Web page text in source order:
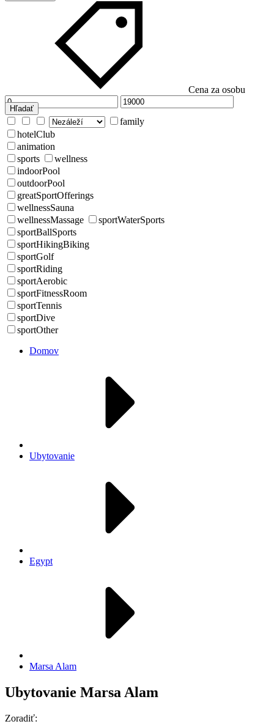
Cena za osobu
Hľadať
family
hotelClub
animation
sports
wellness
indoorPool
outdoorPool
greatSportOfferings
wellnessSauna
wellnessMassage
sportWaterSports
sportBallSports
sportHikingBiking
sportGolf
sportRiding
sportAerobic
sportFitnessRoom
sportTennis
sportDive
sportOther
Domov
Ubytovanie
Egypt
Marsa Alam
Ubytovanie Marsa Alam
Zoradiť: